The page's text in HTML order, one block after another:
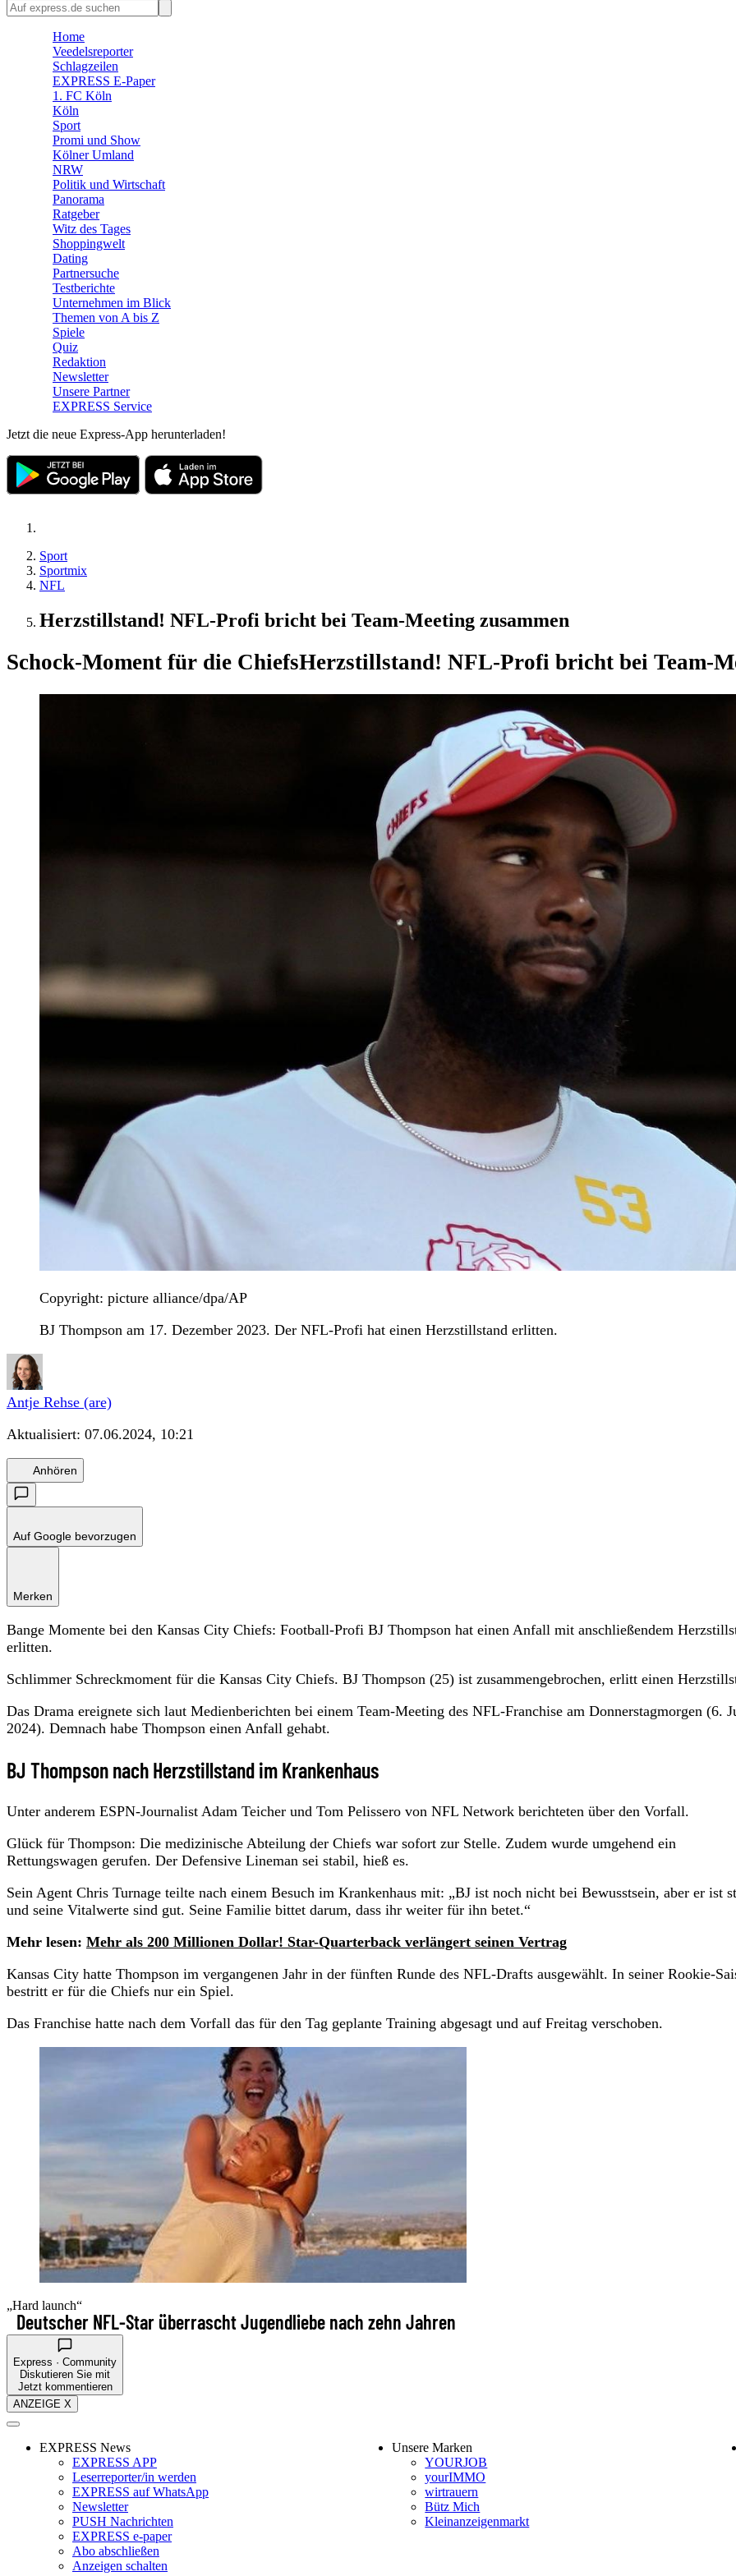
🛒 Shoppingwelt
Home
Veedelsreporter
Schlagzeilen
EXPRESS E-Paper
1. FC Köln
Köln
Sport
Promi und Show
Kölner Umland
NRW
Politik und Wirtschaft
Panorama
Ratgeber
Witz des Tages
Shoppingwelt
Dating
Partnersuche
Testberichte
Unternehmen im Blick
Themen von A bis Z
Spiele
Quiz
Redaktion
Newsletter
Unsere Partner
EXPRESS Service
Jetzt die neue Express-App herunterladen!
Sport
Sportmix
NFL
Herzstillstand! NFL-Profi bricht bei Team-Meeting zusammen
Schock-Moment für die ChiefsHerzstillstand! NFL-Profi bricht bei Team-
Copyright: picture alliance/dpa/AP
BJ Thompson am 17. Dezember 2023. Der NFL-Profi hat einen Herzstillstand erlitten.
Antje Rehse (are)
Aktualisiert: 07.06.2024, 10:21
Anhören
Auf Google bevorzugen
Merken
Bange Momente bei den Kansas City Chiefs: Football-Profi BJ Thompson hat einen Anfall mit anschließendem
erlitten.
Schlimmer Schreckmoment für die Kansas City Chiefs. BJ Thompson (25) ist zusammengebrochen, erlitt einen
Das Drama ereignete sich laut Medienberichten bei einem Team-Meeting des NFL-Franchise am Donnerstagmorgen (6.
2024). Demnach habe Thompson einen Anfall gehabt.
BJ Thompson nach Herzstillstand im Krankenhaus
Unter anderem ESPN-Journalist Adam Teicher und Tom Pelissero von NFL Network berichteten über den Vorfall.
Glück für Thompson: Die medizinische Abteilung der Chiefs war sofort zur Stelle. Zudem wurde umgehend ein
Rettungswagen gerufen. Der Defensive Lineman sei stabil, hieß es.
Sein Agent Chris Turnage teilte nach einem Besuch im Krankenhaus mit: „BJ ist noch nicht bei Bewusstsein, aber er ist
und seine Vitalwerte sind gut. Seine Familie bittet darum, dass ihr weiter für ihn betet.“
Mehr lesen: Mehr als 200 Millionen Dollar! Star-Quarterback verlängert seinen Vertrag
Kansas City hatte Thompson im vergangenen Jahr in der fünften Runde des NFL-Drafts ausgewählt. In seiner Rookie-
bestritt er für die Chiefs nur ein Spiel.
Das Franchise hatte nach dem Vorfall das für den Tag geplante Training abgesagt und auf Freitag verschoben.
„Hard launch“
Deutscher NFL-Star überrascht Jugendliebe nach zehn Jahren
Express · Community
Diskutieren Sie mit
Jetzt kommentieren
ANZEIGE X
EXPRESS News
EXPRESS APP
Leserreporter/in werden
EXPRESS auf WhatsApp
Newsletter
PUSH Nachrichten
EXPRESS e-paper
Abo abschließen
Anzeigen schalten
Unsere Marken
YOURJOB
yourIMMO
wirtrauern
Bütz Mich
Kleinanzeigenmarkt